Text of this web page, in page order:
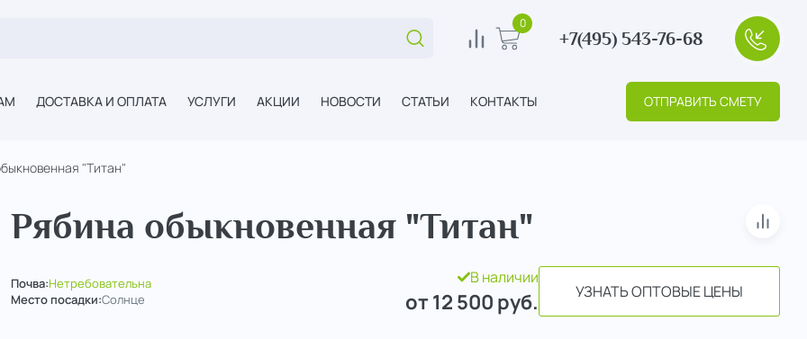
Поиск... 0 В корзину
0
+7(495) 543-76-68
ДОСТАВКА И ОПЛАТА УСЛУГИ АКЦИИ НОВОСТИ СТАТЬИ КОНТАКТЫ ОТПРАВИТЬ СМЕТУ
"Титан"
Рябина обыкновенная "Титан" В
Почва:Нетребовательна
Место посадки:Солнце
В наличии
от 12 500 руб. УЗНАТЬ ОПТОВЫЕ ЦЕНЫ